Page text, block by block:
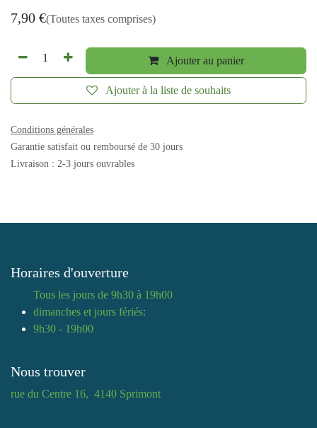
7,90 €(Toutes taxes comprises)
Ajouter au panier
Ajouter à la liste de souhaits
Conditions générales
Garantie satisfait ou remboursé de 30 jours
Livraison : 2-3 jours ouvrables
Horaires d'ouverture
Tous les jours de 9h30 à 19h00
dimanches et jours fériés:
9h30 - 19h00
Nous trouver
rue du Centre 16, 4140 Sprimont